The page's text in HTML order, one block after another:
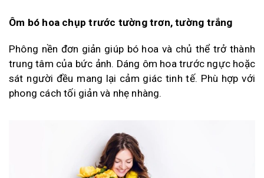
Ôm bó hoa chụp trước tường trơn, tường trắng
Phông nền đơn giản giúp bó hoa và chủ thể trở thành
trung tâm của bức ảnh. Dáng ôm hoa trước ngực hoặc
sát người đều mang lại cảm giác tinh tế. Phù hợp với
phong cách tối giản và nhẹ nhàng.